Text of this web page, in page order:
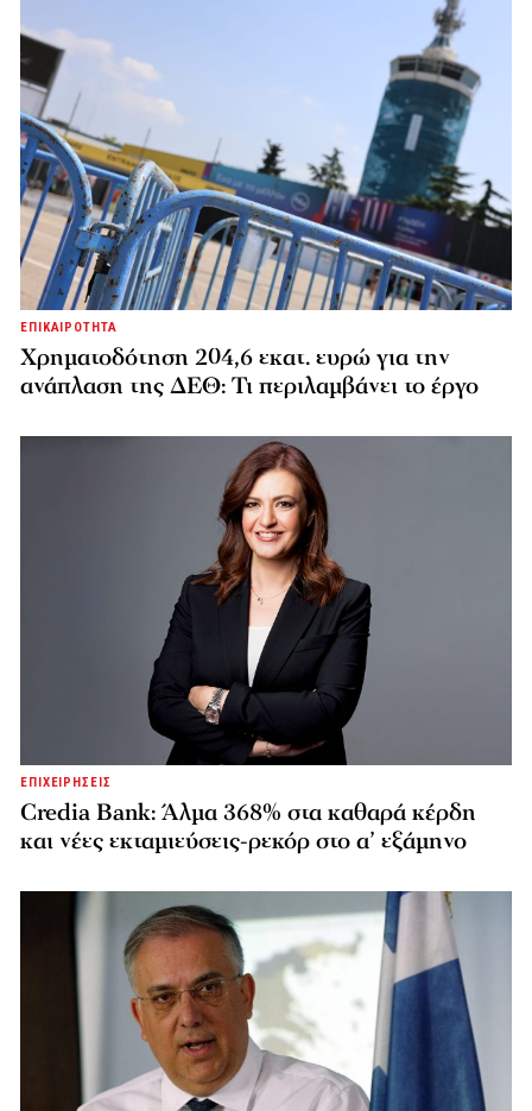
ΕΠΙΚΑΙΡΟΤΗΤΑ
Χρηματοδότηση 204,6 εκατ. ευρώ για την
ανάπλαση της ΔΕΘ: Τι περιλαμβάνει το έργο
ΕΠΙΧΕΙΡΗΣΕΙΣ
Credia Bank: Άλμα 368% στα καθαρά κέρδη
και νέες εκταμιεύσεις-ρεκόρ στο α’ εξάμηνο